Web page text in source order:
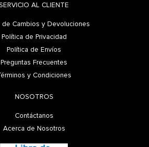
AL CLIENTE
de Cambios y Devoluciones
Política de Privacidad
Política de Envíos
Preguntas Frecuentes
y Condiciones
NOSOTROS
Contáctanos
Acerca de Nosotros